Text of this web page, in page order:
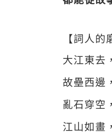
【詞人的
大江東去
故壘西邊
亂石穿空
江山如畫